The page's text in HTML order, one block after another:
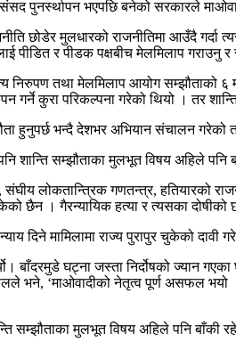
पुनर्स्थापन भएपछि बनेको सरकारले
छोडेर मुलधारको राजनीतिमा आउँदै
पीडित र पीडक पक्षबीच मेलमिलाप गराउनु
निरुपण तथा मेलमिलाप आयोग सम्झौताको ६
गर्ने कुरा परिकल्पना गरेको थियो । तर
हुनुपर्छ भन्दै देशभर अभियान संचालन
शान्ति सम्झौताका मुलभूत विषय अहिले
संघीय लोकतान्त्रिक गणतन्त्र, हतियारको
छैन । गैरन्यायिक हत्या र त्यसका
दिने मामिलामा राज्य पुरापुर चुकेको दावी
बाँदरमुडे घट्ना जस्ता निर्दोषको
भने, ‘माओवादीको नेतृत्व पूर्ण असफल
सम्झौताका मुलभूत विषय अहिले पनि